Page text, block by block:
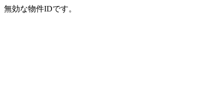
無効な物件IDです。